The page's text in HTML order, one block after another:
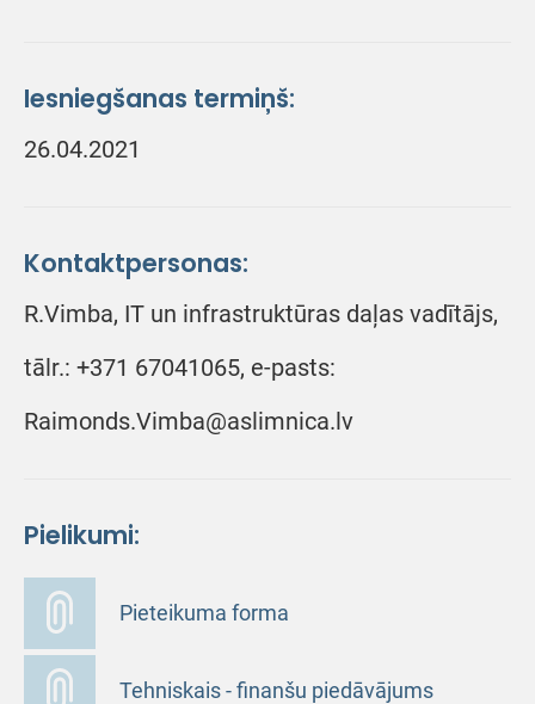
Iesniegšanas termiņš:
26.04.2021
Kontaktpersonas:
R.Vimba, IT un infrastruktūras daļas vadītājs,
tālr.: +371 67041065, e-pasts:
Raimonds.Vimba@aslimnica.lv
Pielikumi:
Pieteikuma forma
Tehniskais - finanšu piedāvājums